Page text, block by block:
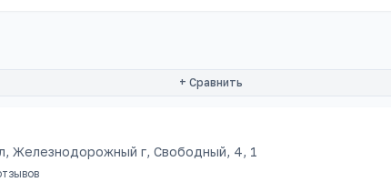
+ Сравнить
Железнодорожный г, Свободный, 4, 1